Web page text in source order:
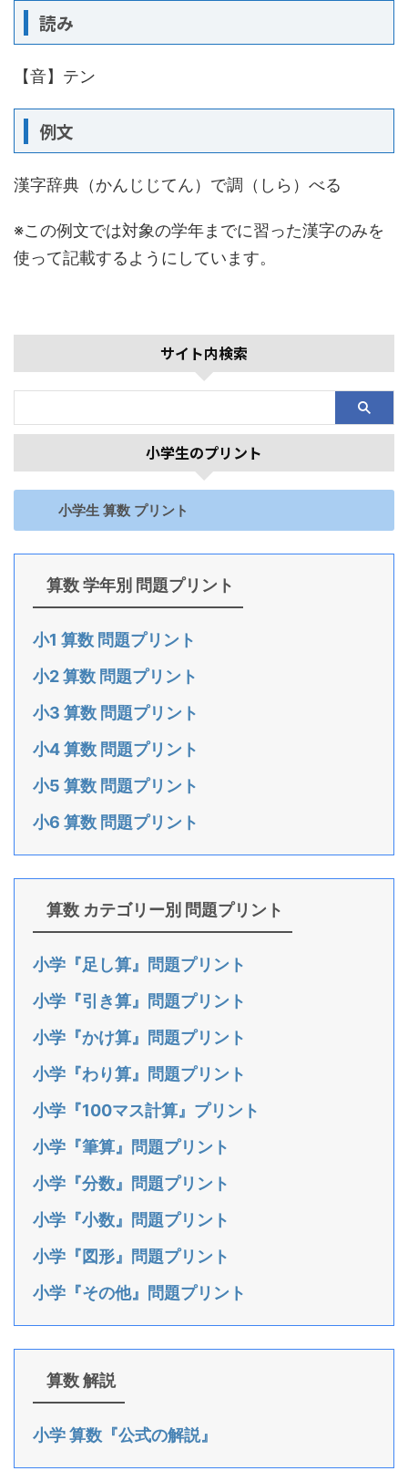
読み
【音】テン
例文
漢字辞典（かんじじてん）で調（しら）べる
※この例文では対象の学年までに習った漢字のみを
使って記載するようにしています。
サイト内検索
小学生のプリント
小学生 算数 プリント
算数 学年別 問題プリント
小1 算数 問題プリント
小2 算数 問題プリント
小3 算数 問題プリント
小4 算数 問題プリント
小5 算数 問題プリント
小6 算数 問題プリント
算数 カテゴリー別 問題プリント
小学『足し算』問題プリント
小学『引き算』問題プリント
小学『かけ算』問題プリント
小学『わり算』問題プリント
小学『100マス計算』プリント
小学『筆算』問題プリント
小学『分数』問題プリント
小学『小数』問題プリント
小学『図形』問題プリント
小学『その他』問題プリント
算数 解説
小学 算数『公式の解説』